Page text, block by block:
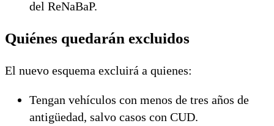
del ReNaBaP.
Quiénes quedarán excluidos
El nuevo esquema excluirá a quienes:
Tengan vehículos con menos de tres años de
antigüedad, salvo casos con CUD.